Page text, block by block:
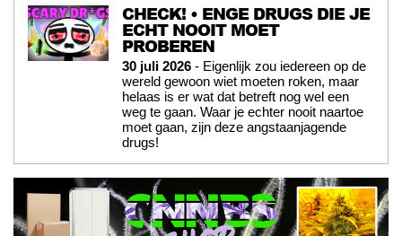
CHECK! • ENGE DRUGS DIE JE
ECHT NOOIT MOET
PROBEREN
30 juli 2026 - Eigenlijk zou iedereen op de
wereld gewoon wiet moeten roken, maar
helaas is er wat dat betreft nog wel een
weg te gaan. Waar je echter nooit naartoe
moet gaan, zijn deze angstaanjagende
drugs!